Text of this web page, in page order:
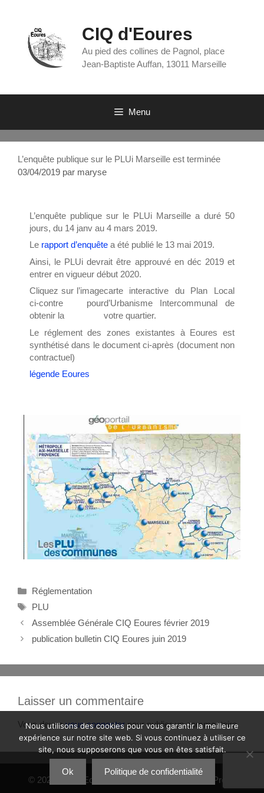
CIQ d'Eoures
Au pied des collines de Pagnol, place
Jean-Baptiste Auffan, 13011 Marseille
Menu
L’enquête publique sur le PLUi Marseille est terminée
03/04/2019 par maryse
L’enquête publique sur le PLUi Marseille a duré 50
jours, du 14 janv au 4 mars 2019.
Le rapport d’enquête a été publié le 13 mai 2019.
Ainsi, le PLUi devrait être approuvé en déc 2019 et
entrer en vigueur début 2020.
Cliquez sur l’image
ci-contre pour
obtenir la
carte interactive du Plan Local
d’Urbanisme Intercommunal de
votre quartier.
Le réglement des zones existantes à Eoures est
synthétisé dans le document ci-après (document non
contractuel)
légende Eoures
Réglementation
PLU
Assemblée Générale CIQ Eoures février 2019
publication bulletin CIQ Eoures juin 2019
Laisser un commentaire
Vous devezvous connecter pour publier un commentaire.
© 2026 CIQ d'Eoures • Construit avec GeneratePress
Nous utilisons des cookies pour vous garantir la meilleure
expérience sur notre site web. Si vous continuez à utiliser ce
site, nous supposerons que vous en êtes satisfait.
Ok Politique de confidentialité